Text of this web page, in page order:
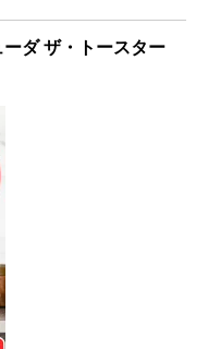
ダ ザ・トースター